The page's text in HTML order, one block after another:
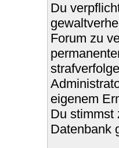
Du
Forum zu
eigenem
Du stimmst
Datenbank